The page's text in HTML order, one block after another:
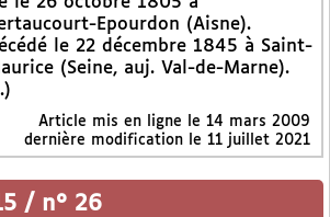
Epourdon (Aisne).
le 22 décembre 1845 à Saint-
(Seine, auj. Val-de-Marne).
Article mis en ligne le 14 mars 2009
dernière modification le 11 juillet 2021
/ n° 26